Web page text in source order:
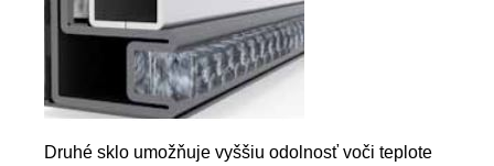
Druhé sklo umožňuje vyššiu odolnosť voči teplote